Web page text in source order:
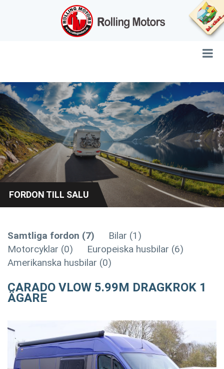
FORDON TILL SALU
Samtliga fordon (7)
Bilar (1)
Motorcyklar (0)
Europeiska husbilar (6)
Amerikanska husbilar (0)
CARADO VLOW 5.99M DRAGKROK 1
ÄGARE